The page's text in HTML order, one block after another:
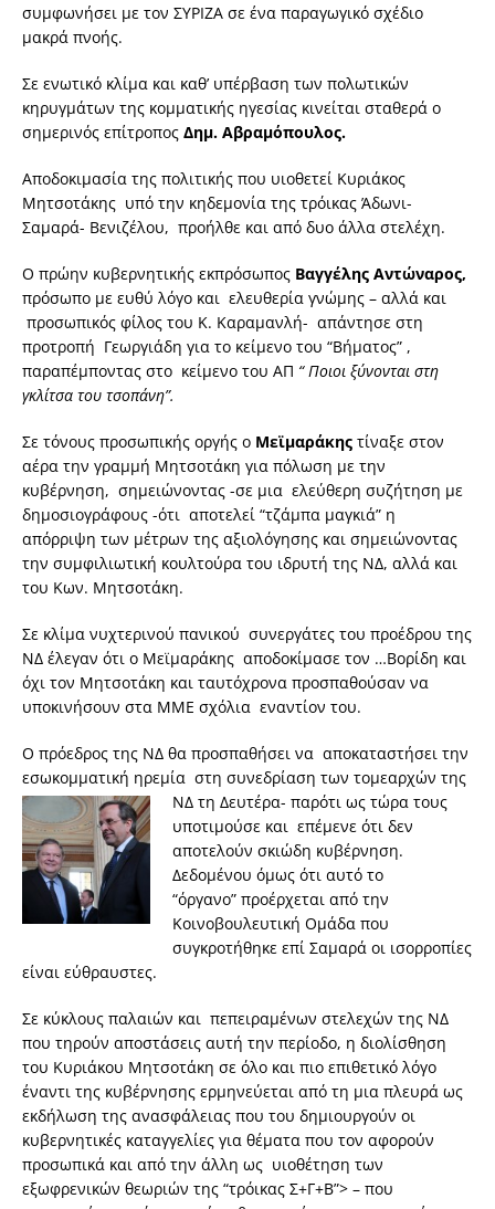
συμφωνήσει με τον ΣΥΡΙΖΑ σε ένα παραγωγικό σχέδιο
μακρά πνοής.
Σε ενωτικό κλίμα και καθ’ υπέρβαση των πολωτικών
κηρυγμάτων της κομματικής ηγεσίας κινείται σταθερά ο
σημερινός επίτροπος Δημ. Αβραμόπουλος.
Αποδοκιμασία της πολιτικής που υιοθετεί Κυριάκος
Μητσοτάκης υπό την κηδεμονία της τρόικας Άδωνι-
Σαμαρά- Βενιζέλου, προήλθε και από δυο άλλα στελέχη.
Ο πρώην κυβερνητικής εκπρόσωπος Βαγγέλης Αντώναρος,
πρόσωπο με ευθύ λόγο και ελευθερία γνώμης – αλλά και
προσωπικός φίλος του Κ. Καραμανλή- απάντησε στη
προτροπή Γεωργιάδη για το κείμενο του “Βήματος” ,
παραπέμποντας στο κείμενο του ΑΠ “ Ποιοι ξύνονται στη
γκλίτσα του τσοπάνη”.
Σε τόνους προσωπικής οργής ο Μεϊμαράκης τίναξε στον
αέρα την γραμμή Μητσοτάκη για πόλωση με την
κυβέρνηση, σημειώνοντας -σε μια ελεύθερη συζήτηση με
δημοσιογράφους -ότι αποτελεί “τζάμπα μαγκιά” η
απόρριψη των μέτρων της αξιολόγησης και σημειώνοντας
την συμφιλιωτική κουλτούρα του ιδρυτή της ΝΔ, αλλά και
του Κων. Μητσοτάκη.
Σε κλίμα νυχτερινού πανικού συνεργάτες του προέδρου της
ΝΔ έλεγαν ότι ο Μεϊμαράκης αποδοκίμασε τον …Βορίδη και
όχι τον Μητσοτάκη και ταυτόχρονα προσπαθούσαν να
υποκινήσουν στα ΜΜΕ σχόλια εναντίον του.
Ο πρόεδρος της ΝΔ θα προσπαθήσει να αποκαταστήσει την
εσωκομματική ηρεμία στη συνεδρίαση των τομεαρχών της
ΝΔ τη Δευτέρα- παρότι ως τώρα τους
υποτιμούσε και επέμενε ότι δεν
αποτελούν σκιώδη κυβέρνηση.
Δεδομένου όμως ότι αυτό το
“όργανο” προέρχεται από την
Κοινοβουλευτική Ομάδα που
συγκροτήθηκε επί Σαμαρά οι ισορροπίες
είναι εύθραυστες.
Σε κύκλους παλαιών και πεπειραμένων στελεχών της ΝΔ
που τηρούν αποστάσεις αυτή την περίοδο, η διολίσθηση
του Κυριάκου Μητσοτάκη σε όλο και πιο επιθετικό λόγο
έναντι της κυβέρνησης ερμηνεύεται από τη μια πλευρά ως
εκδήλωση της ανασφάλειας που του δημιουργούν οι
κυβερνητικές καταγγελίες για θέματα που τον αφορούν
προσωπικά και από την άλλη ως υιοθέτηση των
εξωφρενικών θεωριών της “τρόικας Σ+Γ+Β”> – που